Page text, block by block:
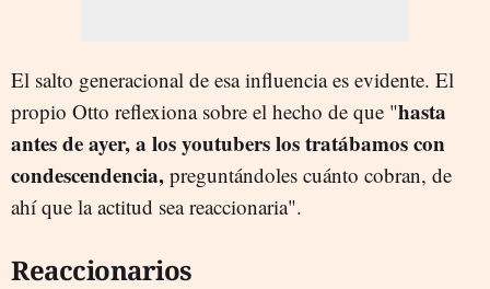
El salto generacional de esa influencia es evidente. El
propio Otto reflexiona sobre el hecho de que "hasta
antes de ayer, a los youtubers los tratábamos con
condescendencia, preguntándoles cuánto cobran, de
ahí que la actitud sea reaccionaria".
Reaccionarios